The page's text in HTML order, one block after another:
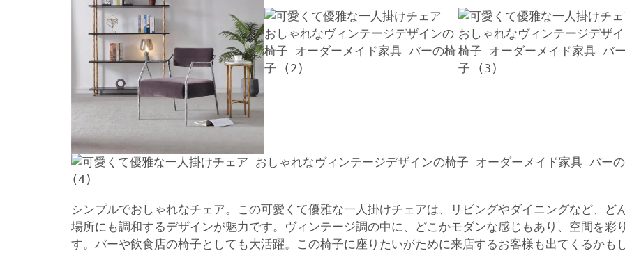
シンプルでおしゃれなチェア。この可愛くて優雅な一人掛けチェアは、リビングやダイニングなど、ど
場所にも調和するデザインが魅力です。ヴィンテージ調の中に、どこかモダンな感じもあり、空間を彩
す。バーや飲食店の椅子としても大活躍。この椅子に座りたいがために来店するお客様も出てくるかも